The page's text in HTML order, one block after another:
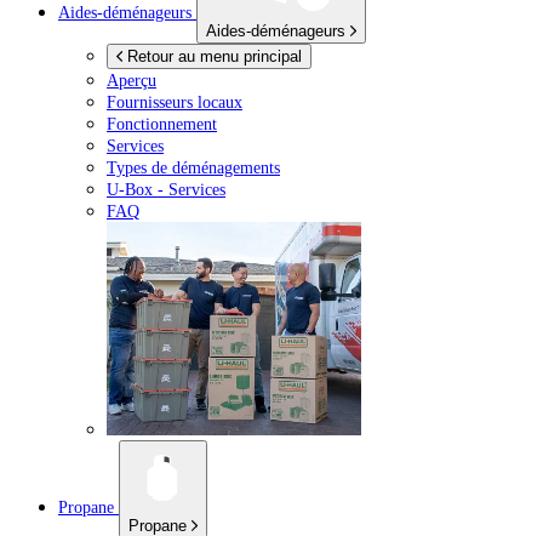
Aides-déménageurs
Aides-déménageurs
Retour au menu principal
Aperçu
Fournisseurs locaux
Fonctionnement
Services
Types de déménagements
U-Box - Services
FAQ
Propane
Propane